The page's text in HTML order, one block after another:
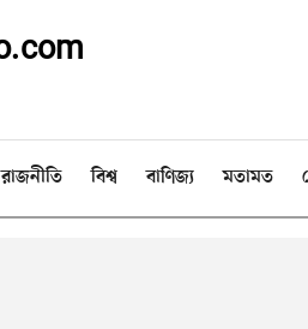
রাজনীতি বিশ্ব বাণিজ্য মতামত